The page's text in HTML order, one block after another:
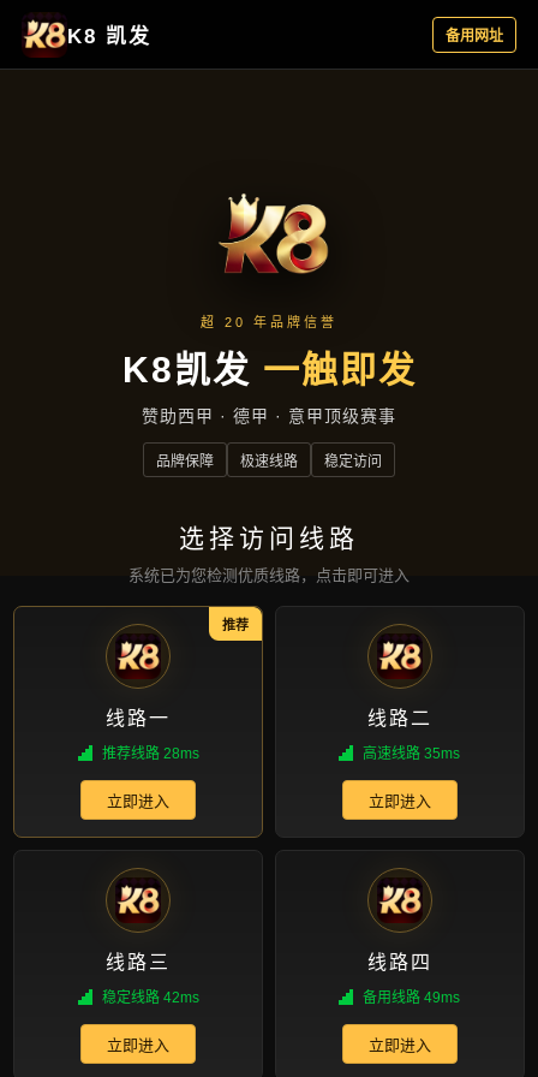
热点聚焦
首页 热点聚焦